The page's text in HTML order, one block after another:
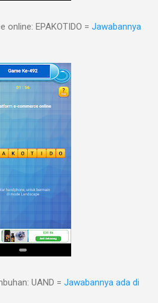
EPAKOTIDO = Jawabannya
UAND = Jawabannya ada di